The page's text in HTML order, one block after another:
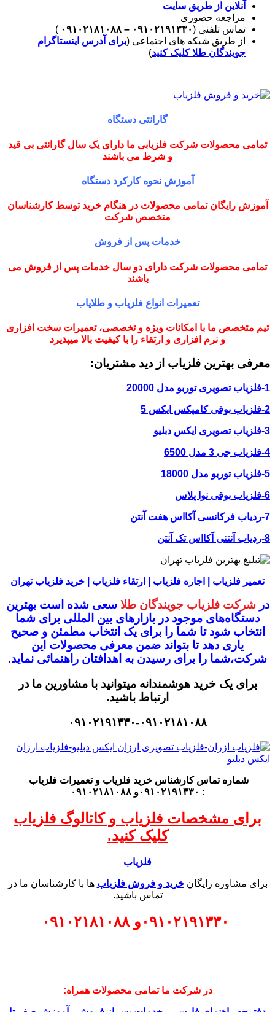
آنلاین از طریق سایت
مراجعه حضوری
تماس تلفنی (۰۹۱۰۲۱۹۱۳۳۰ – ۰۹۱۰۲۱۸۱۰۸۸
)
از طریق شبکه های اجتماعی (برای آدرس اینستاگرام
جویندگان طلا کلیک کنید)
گارانتی دستگاه
تمامی محصولات شرکت فلزیابی ما دارای یک سال گارانتی بی قید
و شرط می باشند
آموزش نحوه کارکرد دستگاه
آموزش رایگان تمامی محصولات در هنگام خرید توسط کارشناسان
متخصص شرکت
خدمات پس از فروش
تمامی محصولات شرکت دارای دو سال خدمات پس از فروش می
باشند
تعمیرات انواع فلزیاب و طلایاب
تیم متخصص ما با امکانات ویژه و تخصصی، تعمیرات سخت افزاری
و نرم افزاری و ارتقاء را با کیفیت بالا میپذیرد
معرفی بهترین فلزیاب از دید مشتریان:
1-فلزیاب تصویری توربو مدل 20000
2-فلزیاب بوقی کامپکس ایکس 5
3-فلزیاب تصویری ایکس دبلیو
4-فلزیاب جی 3 مدل 6500
5-فلزیاب توربو مدل 18000
6-فلزیاب بوقی نوا پلاس
7-ردیاب فرکانسی آکااس هفت آنتن
8-ردیاب آنتنی آکااس تک آنتن
تعمیر فلزیاب | اجاره فلزیاب | ارتقاء فلزیاب | خرید فلزیاب تهران
در شرکت فلزیاب جویندگان طلا سعی شده است بهترین
دستگاه‌های موجود در بازار‌های بین المللی برای شما
انتخاب شودتا شما را برای یک انتخاب مطمئن و صحیح
یاری دهد تا بتواند ضمن معرفی محصولات این
شرکت،شما را برای رسیدن به اهدافتان راهنمائی نماید.
برای یک خرید هوشمندانه میتوانید با مشاورین ما در
ارتباط باشید.
۰۹۱۰۲۱۹۱۳۳۰-۰۹۱۰۲۱۸۱۰۸۸
شماره تماس کارشناس خرید فلزیاب و تعمیرات فلزیاب
: ۰۹۱۰۲۱۹۱۳۳۰و ۰۹۱۰۲۱۸۱۰۸۸
برای مشخصات فلزیاب و کاتالوگ فلزیاب
کلیک کنید.
فلزیاب
برای مشاوره رایگانخرید و فروش فلزیاب ها با کارشناسان ما در
تماس باشید.
۰۹۱۰۲۱۹۱۳۳۰ و ۰۹۱۰۲۱۸۱۰۸۸
در شرکت ما تمامی محصولات همراه: